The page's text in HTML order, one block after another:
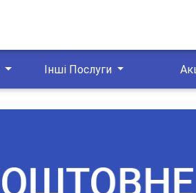
Інші Послуги